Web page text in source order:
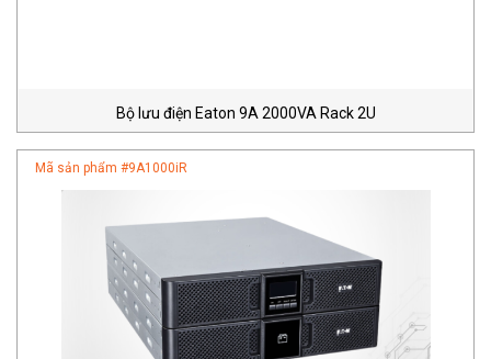
Bộ lưu điện Eaton 9A 2000VA Rack 2U
Mã sản phẩm #9A1000iR